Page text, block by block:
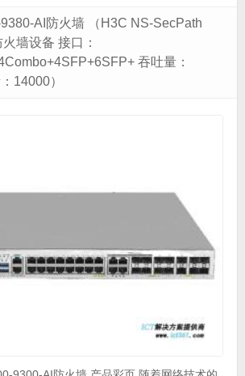
AI防火墙 （H3C NS-SecPath
墙设备 接口：
吞吐量：
14000）